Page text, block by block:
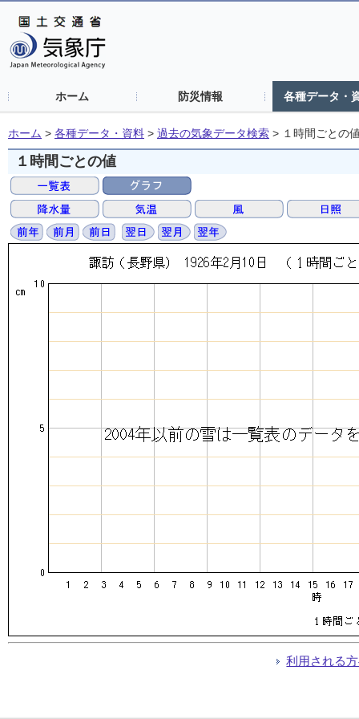
ホーム 防災情報 各種データ・
ホーム > 各種データ・資料 > 過去の気象データ検索 > １時間ごとの
１時間ごとの値
利用される